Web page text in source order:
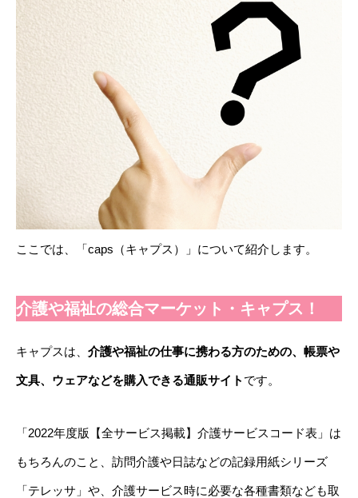
ここでは、「caps（キャプス）」について紹介します。
介護や福祉の総合マーケット・キャプス！
キャプスは、 介護や福祉の仕事に携わる方のための、帳票や
文具、ウェアなどを購入できる通販サイト です。
「2022年度版【全サービス掲載】介護サービスコード表」は
もちろんのこと、訪問介護や日誌などの記録用紙シリーズ
「テレッサ」や、介護サービス時に必要な各種書類なども取